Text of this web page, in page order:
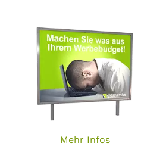
Mehr Infos